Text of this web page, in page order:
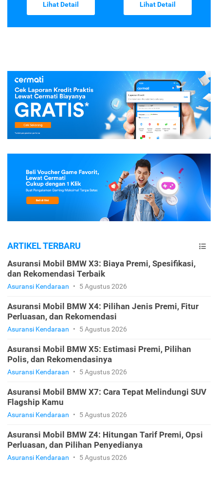
Lihat Detail Lihat Detail
ARTIKEL TERBARU
Asuransi Mobil BMW X3: Biaya Premi, Spesifikasi,
dan Rekomendasi Terbaik
Asuransi Kendaraan • 5 Agustus 2026
Asuransi Mobil BMW X4: Pilihan Jenis Premi, Fitur
Perluasan, dan Rekomendasi
Asuransi Kendaraan • 5 Agustus 2026
Asuransi Mobil BMW X5: Estimasi Premi, Pilihan
Polis, dan Rekomendasinya
Asuransi Kendaraan • 5 Agustus 2026
Asuransi Mobil BMW X7: Cara Tepat Melindungi SUV
Flagship Kamu
Asuransi Kendaraan • 5 Agustus 2026
Asuransi Mobil BMW Z4: Hitungan Tarif Premi, Opsi
Perluasan, dan Pilihan Penyedianya
Asuransi Kendaraan • 5 Agustus 2026